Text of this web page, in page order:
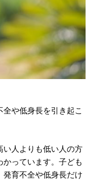
や低身長を引き起こ
い人よりも低い人の方
っています。子ども
発育不全や低身長だけ